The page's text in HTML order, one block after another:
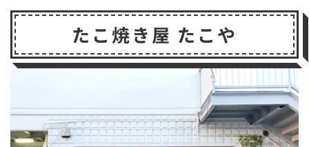
c
b
o
k
it
e
e s
s
a
e
a
il
p
b
o
r
d
c
k
e
t
たこ焼き屋 たこや